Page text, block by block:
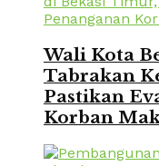
Wali Kota
Tabrakan
Pastikan
Korban